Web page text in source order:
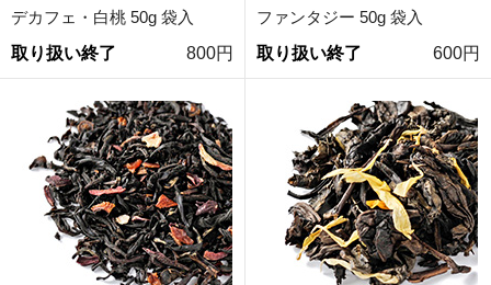
デカフェ・白桃 50g 袋入
取り扱い終了
800円
ファンタジー 50g 袋入
取り扱い終了
600円